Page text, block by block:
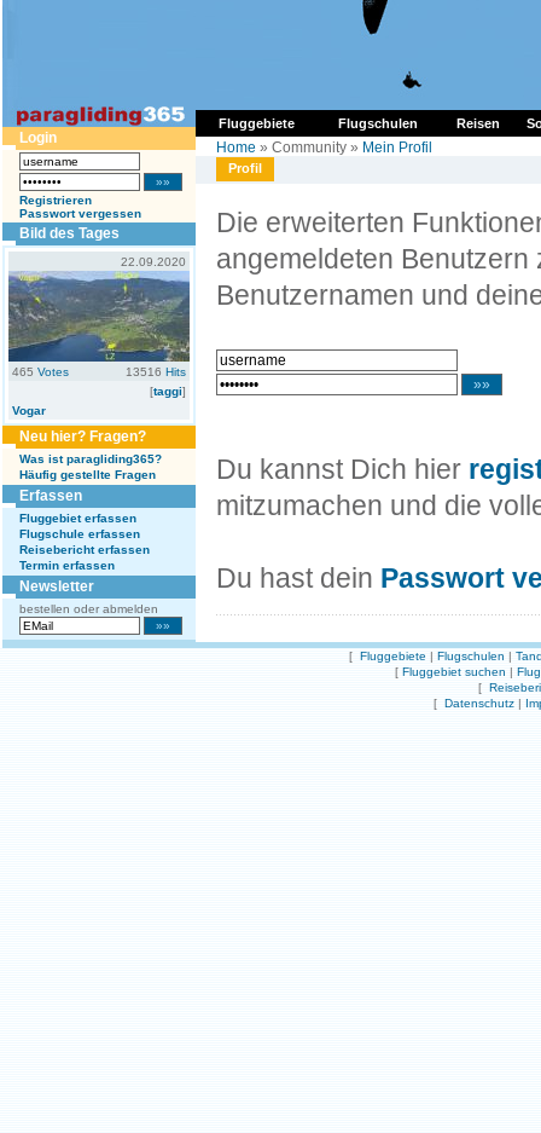
Fluggebiete Flugschulen Reisen
Login
Registrieren
Passwort vergessen
Bild des Tages
22.09.2020
465 Votes 13516 Hits
[taggi]
Vogar
Neu hier? Fragen?
Was ist paragliding365?
Häufig gestellte Fragen
Erfassen
Fluggebiet erfassen
Flugschule erfassen
Reisebericht erfassen
Termin erfassen
Newsletter
bestellen oder abmelden
Home » Community » Mein Profil
Profil
Die erweiterten
angemeldeten Benutzern
Benutzernamen und
Du kannst Dich hier
mitzumachen und die
Du hast dein Passwort
[ Fluggebiete | Flugschulen |
[ Fluggebiet suchen |
[
[ Datenschutz |